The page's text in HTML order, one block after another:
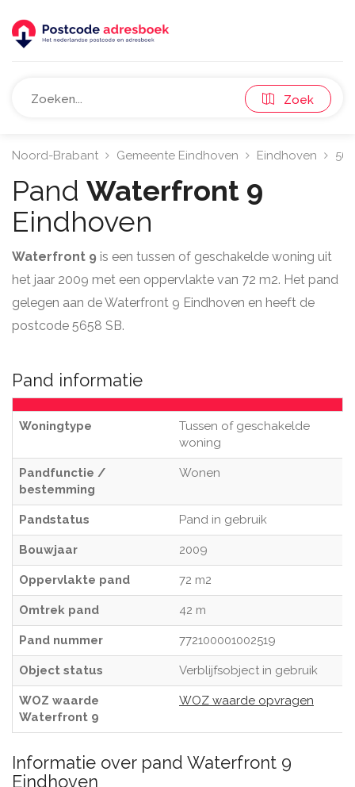
Zoek
Noord-Brabant Gemeente Eindhoven Eindhoven
Pand Waterfront 9
Eindhoven
Waterfront 9 is een tussen of geschakelde woning uit
het jaar 2009 met een oppervlakte van 72 m2. Het pand
gelegen aan de Waterfront 9 Eindhoven en heeft de
postcode 5658 SB.
Pand informatie
Woningtype
Tussen of geschakelde
woning
Pandfunctie /
bestemming
Wonen
Pandstatus Pand in gebruik
Bouwjaar 2009
Oppervlakte pand 72 m2
Omtrek pand 42 m
Pand nummer 772100001002519
Object status Verblijfsobject in gebruik
WOZ waarde
Waterfront 9
WOZ waarde opvragen
Informatie over pand Waterfront 9
Eindhoven